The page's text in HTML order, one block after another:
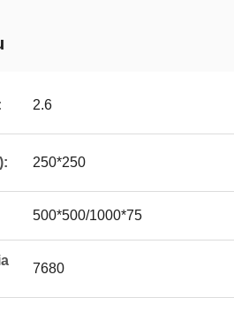
2.6
250*250
500*500/1000*75
7680